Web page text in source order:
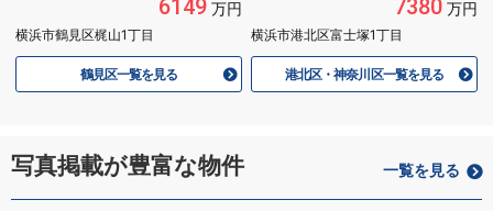
6149万円
横浜市鶴見区梶山1丁目
鶴見区一覧を見る
7380万円
横浜市港北区富士塚1丁目
港北区・神奈川区一覧を見る
写真掲載が豊富な物件 一覧を見る